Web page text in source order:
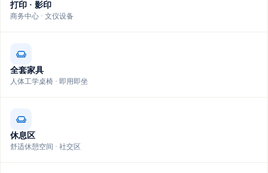
打印 · 影印
商务中心 · 文仪设备
全套家具
人体工学桌椅 · 即用即坐
休息区
舒适休憩空间 · 社交区